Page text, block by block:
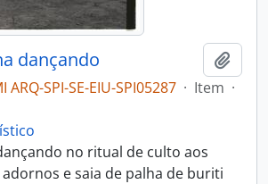
dançando
ARQ-SPI-SE-EIU-SPI05287 · Item ·
no ritual de culto aos
e saia de palha de buriti